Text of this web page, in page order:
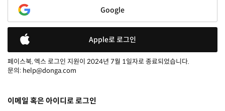
Google
Apple로 로그인
페이스북, 엑스 로그인 지원이 2024년 7월 1일자로 종료되었습니다.
문의: help@donga.com
이메일 혹은 아이디로 로그인